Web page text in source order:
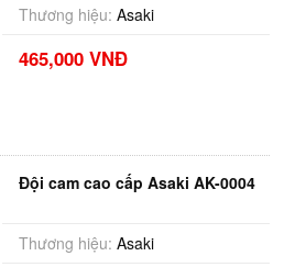
Thương hiệu: Asaki
465,000 VNĐ
Đội cam cao cấp Asaki AK-0004
Thương hiệu: Asaki